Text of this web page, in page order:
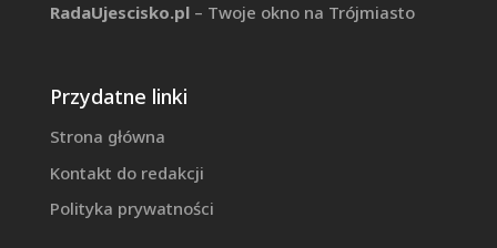
RadaUjescisko.pl– Twoje okno na Trójmiasto
Przydatne linki
Strona główna
Kontakt do redakcji
Polityka prywatności